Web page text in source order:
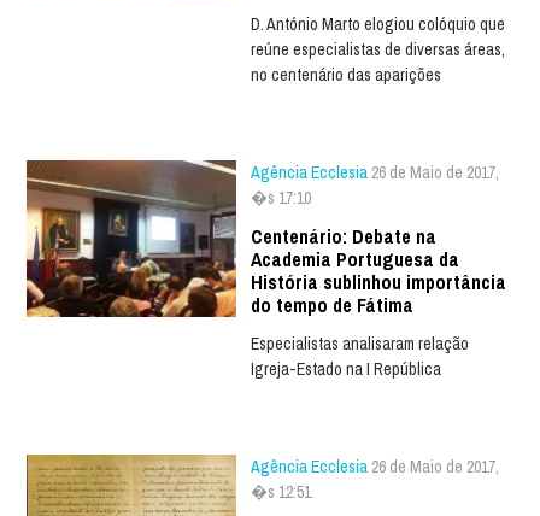
D. António Marto elogiou colóquio que
reúne especialistas de diversas áreas,
no centenário das aparições
Agência Ecclesia 26 de Maio de 2017,
�s 17:10
Centenário: Debate na
Academia Portuguesa da
História sublinhou importância
do tempo de Fátima
Especialistas analisaram relação
Igreja-Estado na I República
Agência Ecclesia 26 de Maio de 2017,
�s 12:51